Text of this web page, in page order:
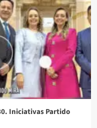
Iniciativas Partido